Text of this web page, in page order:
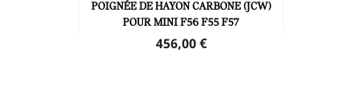
POIGNÉE DE HAYON CARBONE (JCW)
POUR MINI F56 F55 F57
Prix
456,00 €